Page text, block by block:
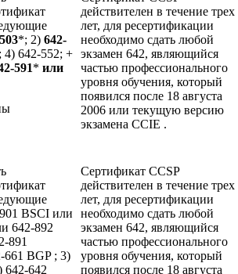
*; 2) 642-
4) 642-552; +
591* или
действителен в течение трех
лет, для ресертификации
необходимо сдать любой
экзамен 642, являющийся
частью профессионального
уровня обучения, который
появился после 18 августа
2006 или текущую версию
экзамена CCIE .
BSCI или
642-892
891
661 BGP ; 3)
642-642
Сертификат CCSP
действителен в течение трех
лет, для ресертификации
необходимо сдать любой
экзамен 642, являющийся
частью профессионального
уровня обучения, который
появился после 18 августа